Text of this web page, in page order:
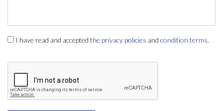
I have read and accepted the privacy policies and condition terms.